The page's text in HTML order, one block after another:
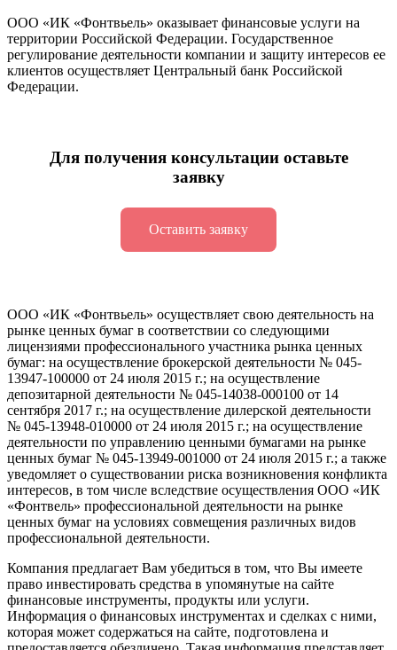
ООО «ИК «Фонтвьель» оказывает финансовые услуги на
территории Российской Федерации. Государственное
регулирование деятельности компании и защиту интересов ее
клиентов осуществляет Центральный банк Российской
Федерации.
Для получения консультации оставьте
заявку
Оставить заявку
ООО «ИК «Фонтвьель» осуществляет свою деятельность на
рынке ценных бумаг в соответствии со следующими
лицензиями профессионального участника рынка ценных
бумаг: на осуществление брокерской деятельности № 045-
13947-100000 от 24 июля 2015 г.; на осуществление
депозитарной деятельности № 045-14038-000100 от 14
сентября 2017 г.; на осуществление дилерской деятельности
№ 045-13948-010000 от 24 июля 2015 г.; на осуществление
деятельности по управлению ценными бумагами на рынке
ценных бумаг № 045-13949-001000 от 24 июля 2015 г.; а также
уведомляет о существовании риска возникновения конфликта
интересов, в том числе вследствие осуществления ООО «ИК
«Фонтвель» профессиональной деятельности на рынке
ценных бумаг на условиях совмещения различных видов
профессиональной деятельности.
Компания предлагает Вам убедиться в том, что Вы имеете
право инвестировать средства в упомянутые на сайте
финансовые инструменты, продукты или услуги.
Информация о финансовых инструментах и сделках с ними,
которая может содержаться на сайте, подготовлена и